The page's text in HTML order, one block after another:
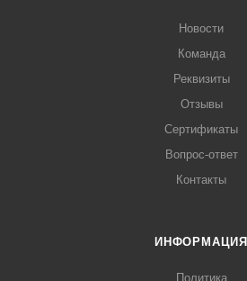
Новости
Команда
Реквизиты
Отзывы
Сертификаты
Вопрос-ответ
Контакты
ИНФОРМАЦИЯ
Политика